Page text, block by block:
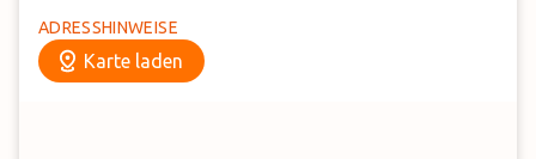
ADRESSHINWEISE
Karte laden